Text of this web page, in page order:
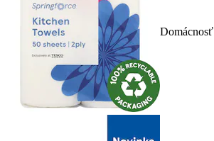
Domácnosť